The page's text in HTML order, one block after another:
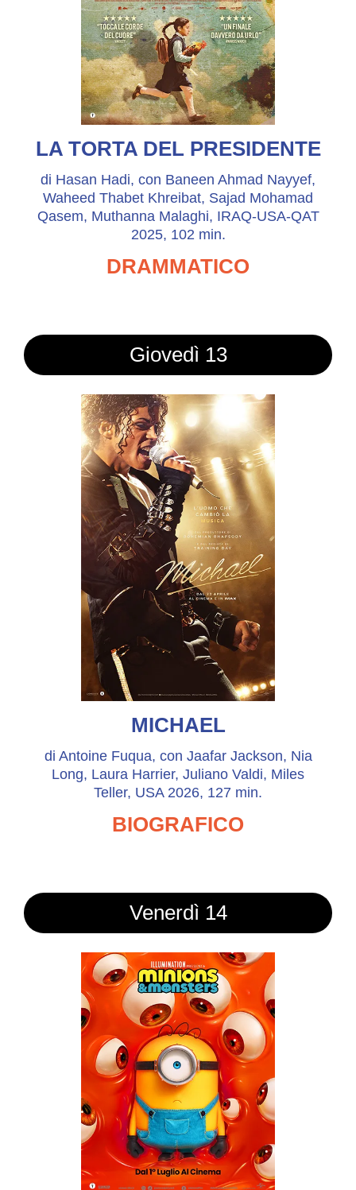
LA TORTA DEL PRESIDENTE
di Hasan Hadi, con Baneen Ahmad Nayyef,
Waheed Thabet Khreibat, Sajad Mohamad
Qasem, Muthanna Malaghi, IRAQ-USA-QAT
2025, 102 min.
DRAMMATICO
Giovedì 13
MICHAEL
di Antoine Fuqua, con Jaafar Jackson, Nia
Long, Laura Harrier, Juliano Valdi, Miles
Teller, USA 2026, 127 min.
BIOGRAFICO
Venerdì 14